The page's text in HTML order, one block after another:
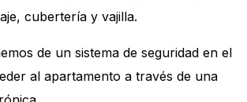
cubertería y vajilla.
de un sistema de seguridad en el
al apartamento a través de una